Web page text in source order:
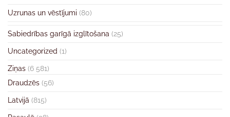
Uzrunas un vēstījumi (80)
Sabiedrības garīgā izglītošana (25)
Uncategorized (1)
Ziņas (6 581)
Draudzēs (56)
Latvijā (815)